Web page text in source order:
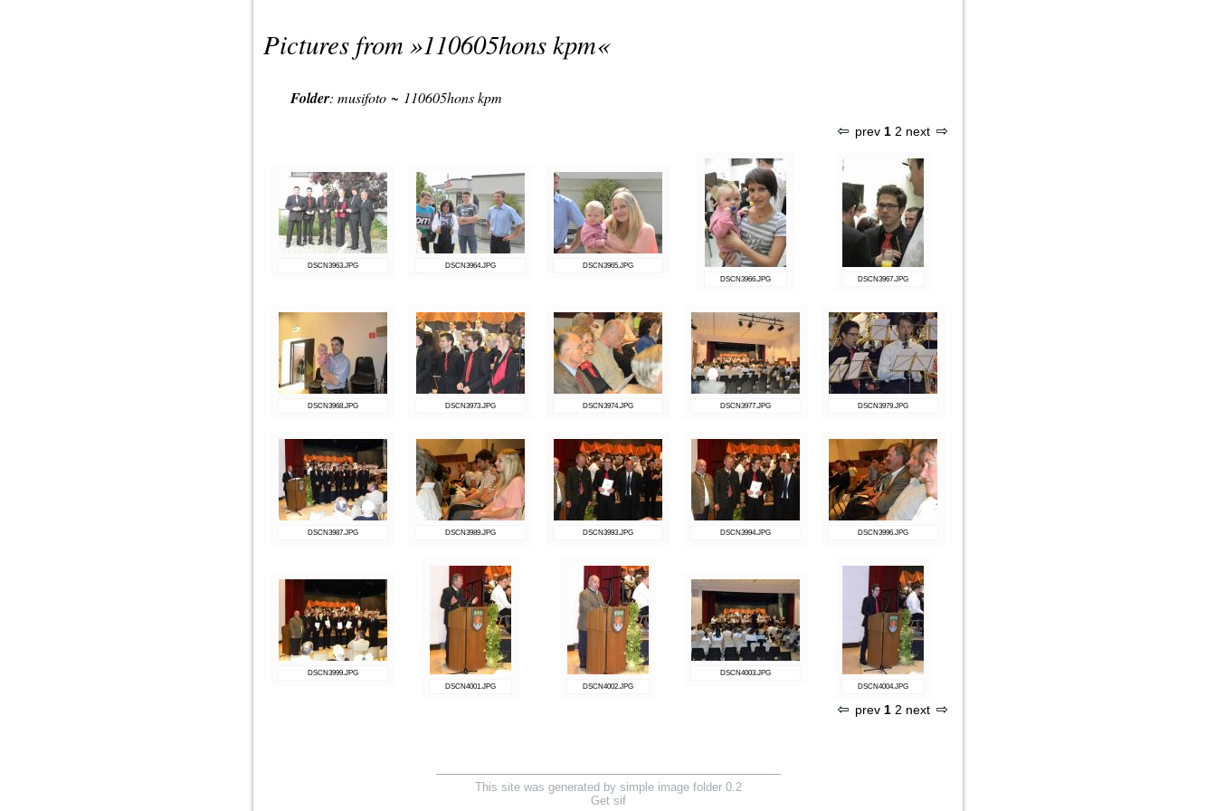
Pictures from »110605hons kpm«
Folder: musifoto ~ 110605hons kpm
prev 1 2 next
DSCN3963.JPG DSCN3964.JPG
DSCN3965.JPG
DSCN3966.JPG
DSCN3967.JPG
DSCN3968.JPG DSCN3973.JPG DSCN3974.JPG DSCN3977.JPG DSCN3979.JPG
DSCN3987.JPG DSCN3989.JPG DSCN3993.JPG DSCN3994.JPG DSCN3996.JPG
DSCN3999.JPG
DSCN4001.JPG
DSCN4002.JPG
DSCN4003.JPG
DSCN4004.JPG
prev 1 2 next
This site was generated by simple image folder 0.2
Get sif